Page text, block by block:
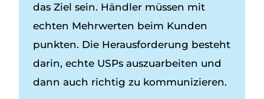
das Ziel sein. Händler müssen mit
echten Mehrwerten beim Kunden
punkten. Die Herausforderung besteht
darin, echte USPs auszuarbeiten und
dann auch richtig zu kommunizieren.